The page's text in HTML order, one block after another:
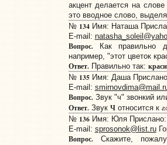
акцент делается на
это вводное слово,
№ 134Имя: Наташа
E-mail:
Вопрос.Как правильно
например, "этот цветок
Ответ.Правильно так:
№ 135Имя: Даша
E-mail:
Вопрос.Звук "ч" звонкий
Ответ.Звук Чотносится к
№ 136Имя: Юля Прислано:
E-mail: sprosonok@list.ru
Вопрос.Скажите,